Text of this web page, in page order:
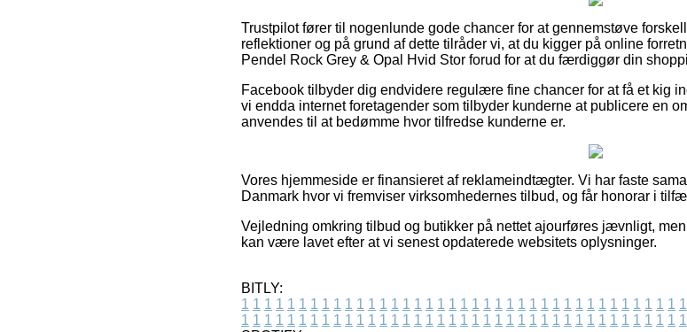
Trustpilot fører til nogenlunde gode chancer for at gennemstøve
reflektioner og på grund af dette tilråder vi, at du kigger på online
Pendel Rock Grey & Opal Hvid Stor forud for at du færdiggør din
Facebook tilbyder dig endvidere regulære fine chancer for at få et kig
vi endda internet foretagender som tilbyder kunderne at publicere en
anvendes til at bedømme hvor tilfredse kunderne er.
Vores hjemmeside er finansieret af reklameindtægter. Vi har faste
Danmark hvor vi fremviser virksomhedernes tilbud, og får honorar i
Vejledning omkring tilbud og butikker på nettet ajourføres jævnligt,
kan være lavet efter at vi senest opdaterede websitets oplysninger.
BITLY:
1 1 1 1 1 1 1 1 1 1 1 1 1 1 1 1 1 1 1 1 1 1 1 1 1 1 1 1 1 1 1 1 1 1 1 1 1 1 1
1 1 1 1 1 1 1 1 1 1 1 1 1 1 1 1 1 1 1 1 1 1 1 1 1 1 1 1 1 1 1 1 1 1 1 1 1 1 1